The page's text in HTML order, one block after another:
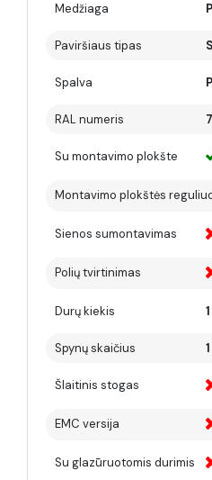
Medžiaga
Paviršiaus tipas
Spalva
RAL numeris
Su montavimo plokšte
Montavimo plokštės
Sienos sumontavimas
Polių tvirtinimas
Durų kiekis 1
Spynų skaičius 1
Šlaitinis stogas
EMC versija
Su glazūruotomis durimis